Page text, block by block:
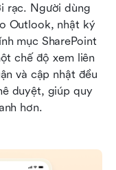
rạc. Người dùng
Outlook, nhật ký
mục SharePoint
chế độ xem liên
và cập nhật đều
duyệt, giúp quy
hơn.